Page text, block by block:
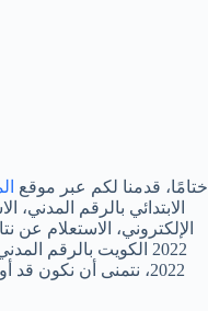
ختامًا، قدمنا لكم عبر موقع
2022 الكويت بالرقم
2022، نتمنى أن نكون قد أوصلنا الفائدة المطلوبة من هذا المقال.